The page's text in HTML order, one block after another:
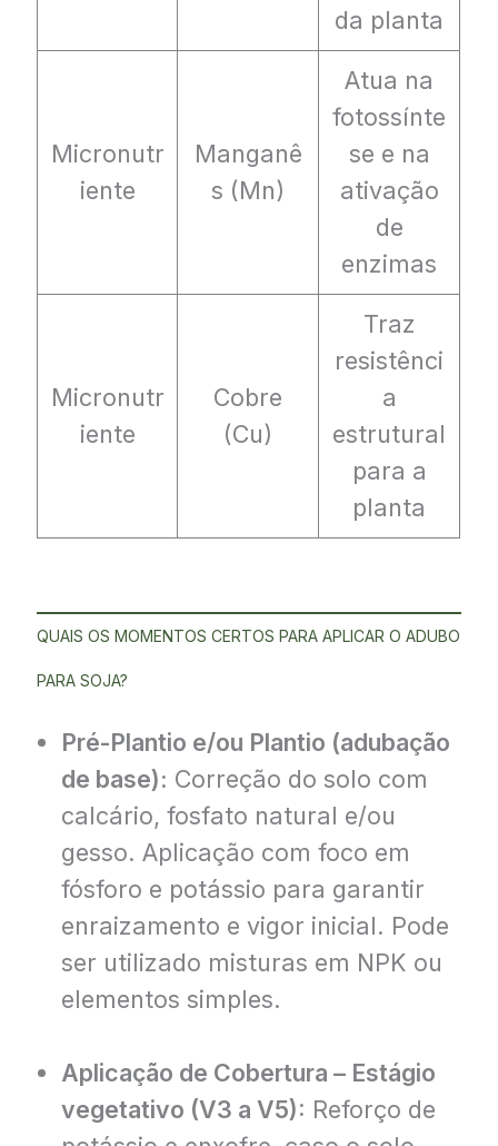
da planta
Micronutr
iente
Manganê
s (Mn)
Atua na
fotossínte
se e na
ativação
de
enzimas
Micronutr
iente
Cobre
(Cu)
Traz
resistênci
a
estrutural
para a
planta
QUAIS OS MOMENTOS CERTOS PARA APLICAR O ADUBO
PARA SOJA?
Pré-Plantio e/ou Plantio (adubação
de base): Correção do solo com
calcário, fosfato natural e/ou
gesso. Aplicação com foco em
fósforo e potássio para garantir
enraizamento e vigor inicial. Pode
ser utilizado misturas em NPK ou
elementos simples.
Aplicação de Cobertura – Estágio
vegetativo (V3 a V5): Reforço de